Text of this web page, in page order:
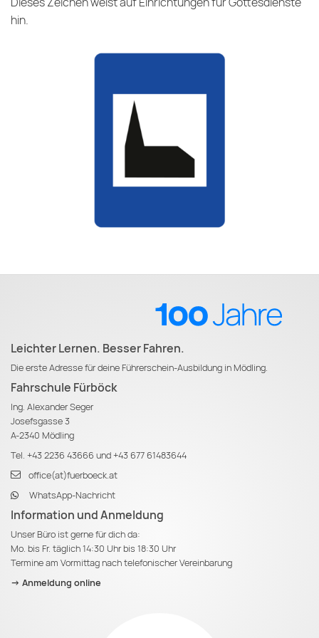
hin.
Leichter Lernen. Besser Fahren.
Die erste Adresse für deine Führerschein-Ausbildung in Mödling.
Fahrschule Fürböck
Ing. Alexander Seger
Josefsgasse 3
A-2340 Mödling
Tel. +43 2236 43666 und+43 677 61483644
office(at)fuerboeck.at
WhatsApp-Nachricht
Information und Anmeldung
Unser Büro ist gerne für dich da:
Mo. bis Fr. täglich 14:30 Uhr bis 18:30 Uhr
Termine am Vormittag nach telefonischer Vereinbarung
-> Anmeldung online